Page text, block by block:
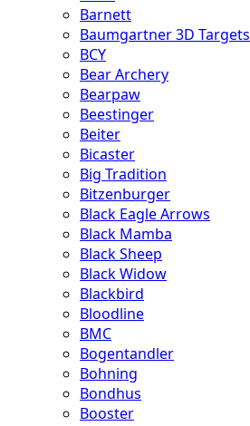
Barnett
Baumgartner 3D Targets
BCY
Bear Archery
Bearpaw
Beestinger
Beiter
Bicaster
Big Tradition
Bitzenburger
Black Eagle Arrows
Black Mamba
Black Sheep
Black Widow
Blackbird
Bloodline
BMC
Bogentandler
Bohning
Bondhus
Booster